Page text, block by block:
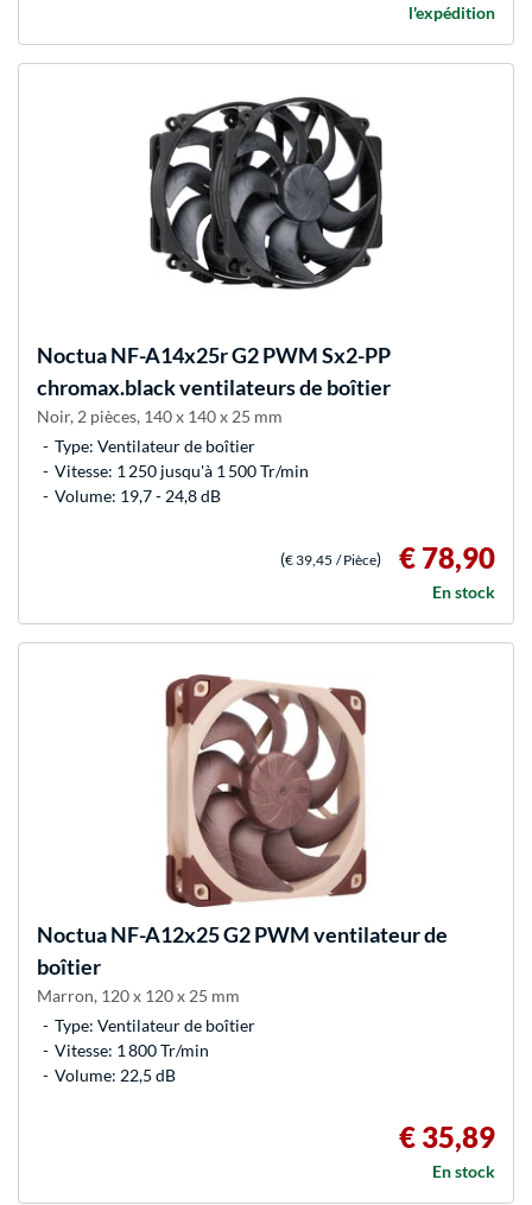
l'expédition
NoctuaNF-A14x25r G2 PWM Sx2-PP
chromax.black ventilateurs de boîtier
Noir, 2 pièces, 140 x 140 x 25 mm
Type: Ventilateur de boîtier
Vitesse: 1 250 jusqu'à 1 500 Tr/min
Volume: 19,7 - 24,8 dB
(€ 39,45 / Pièce) € 78,90
En stock
NoctuaNF-A12x25 G2 PWM ventilateur de
boîtier
Marron, 120 x 120 x 25 mm
Type: Ventilateur de boîtier
Vitesse: 1 800 Tr/min
Volume: 22,5 dB
€ 35,89
En stock